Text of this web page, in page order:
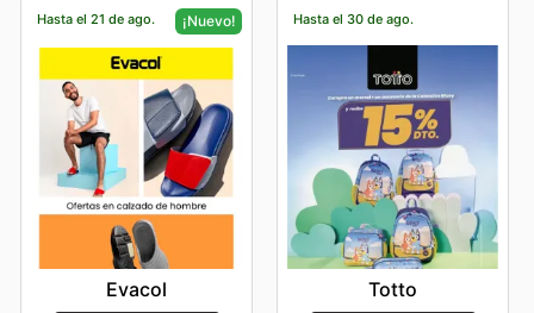
Hasta el 21 de ago. ¡Nuevo!
Evacol
Hasta el 30 de ago.
Totto